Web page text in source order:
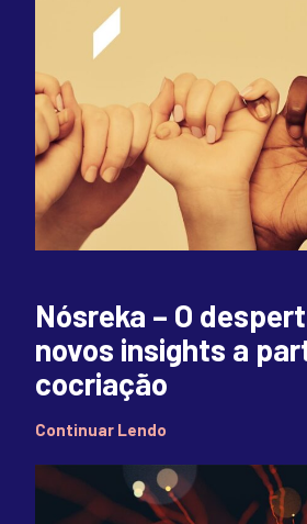
Nósreka – O
novos insights a
cocriação
Continuar Lendo